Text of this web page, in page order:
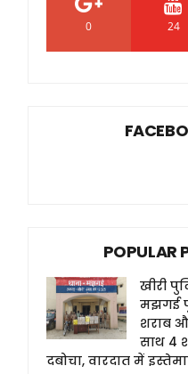
0 24
POPULAR
खीरी
मझगई
शराब
साथ 4
दबोचा, वारदात में